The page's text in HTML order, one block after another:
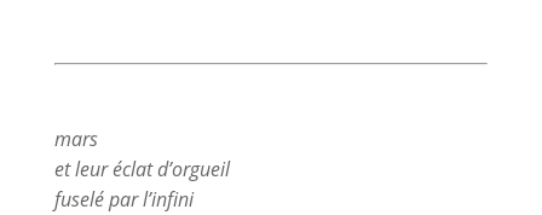
mars
et leur éclat d’orgueil
fuselé par l’infini